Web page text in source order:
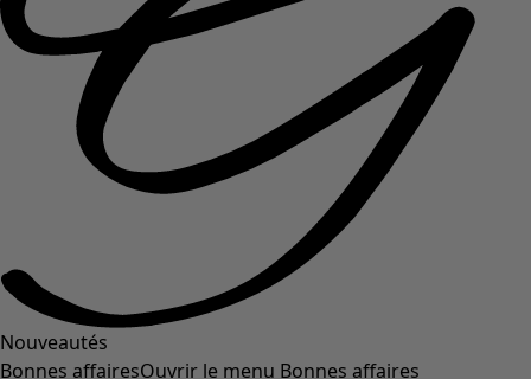
Nouveautés
Bonnes affairesOuvrir le menu Bonnes affaires